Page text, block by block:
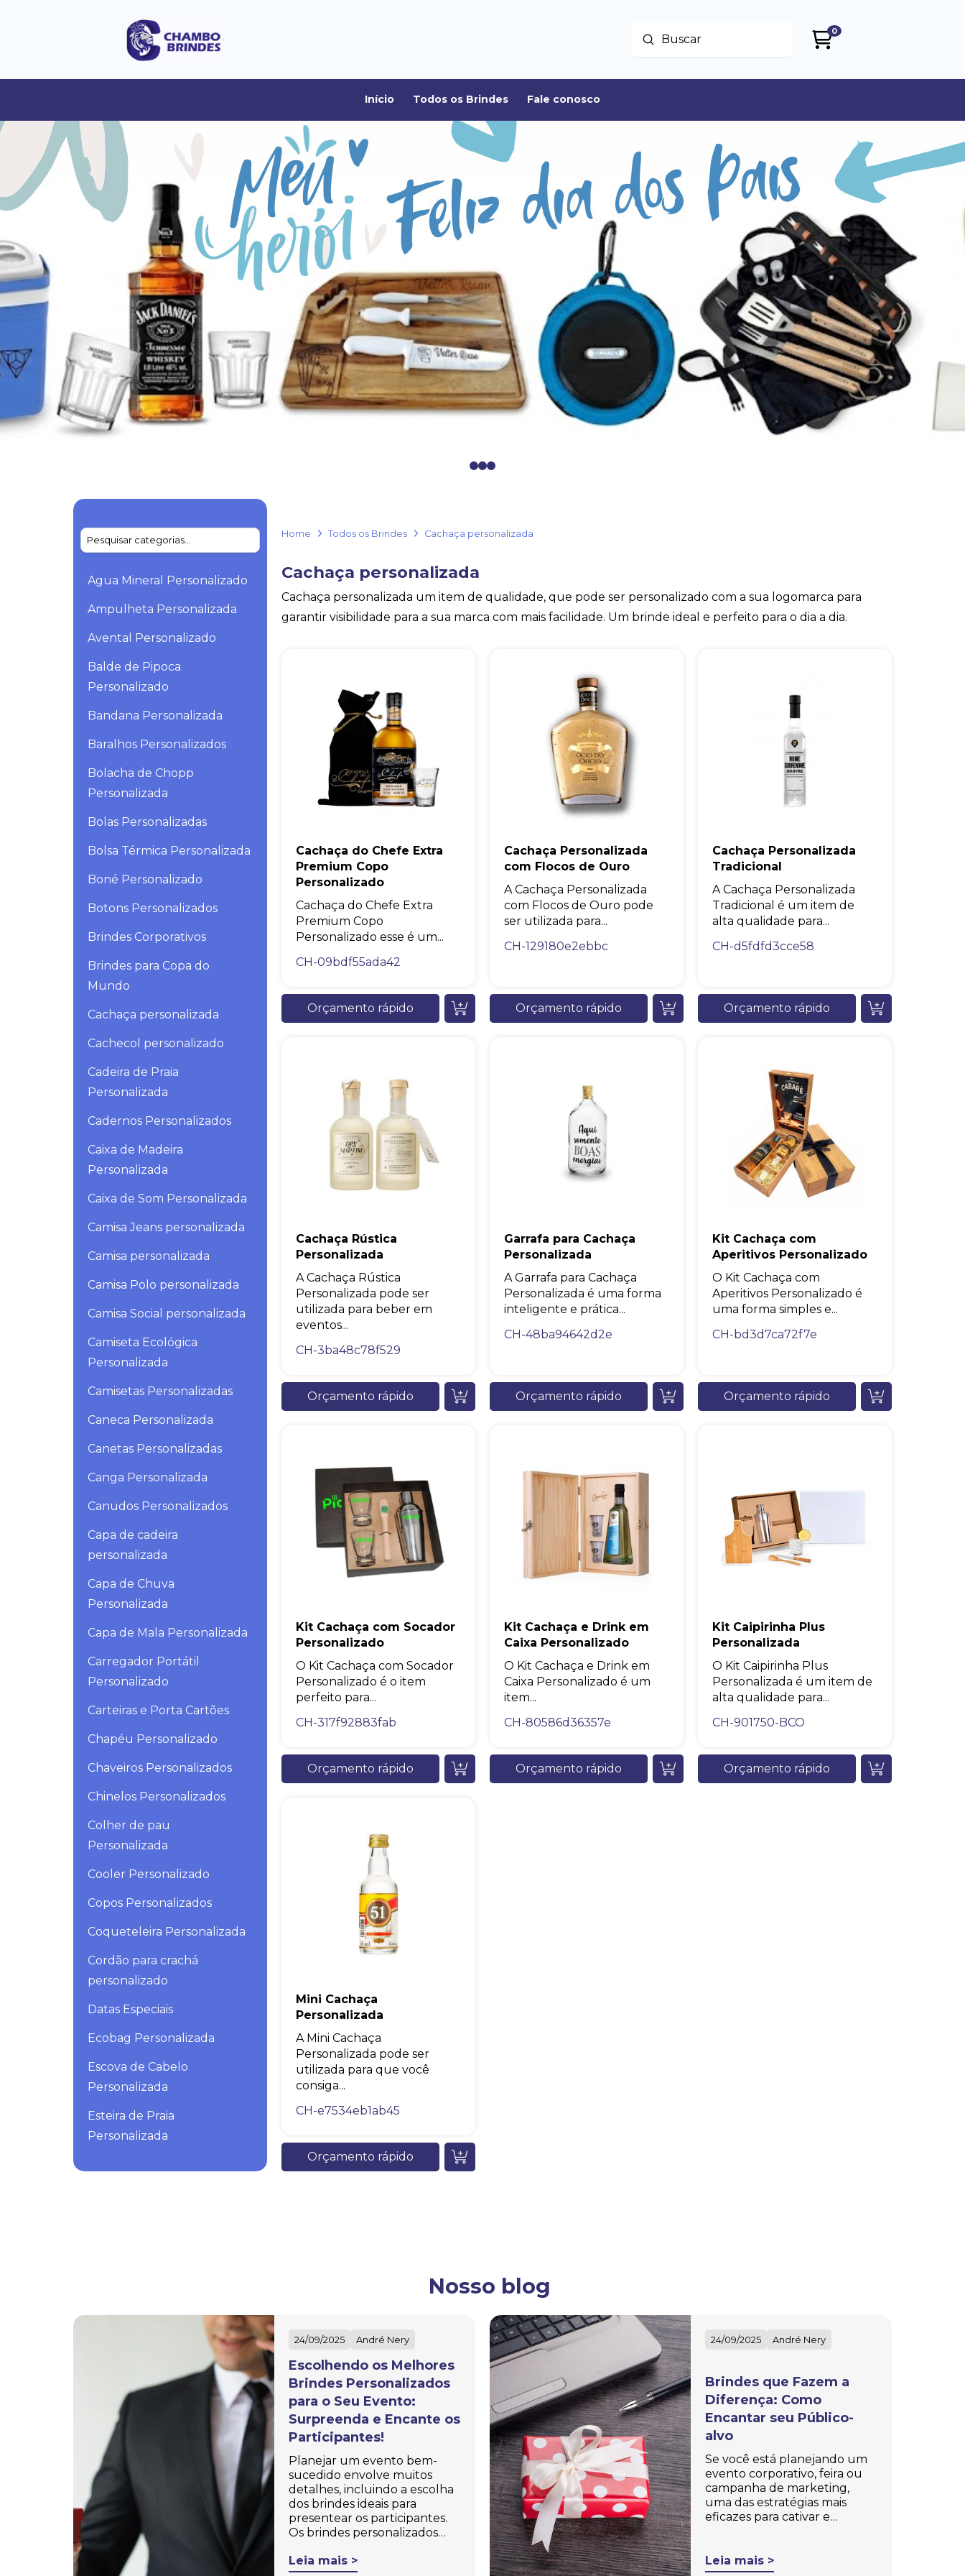
Buscar
Enviar
0
Início Todos os Brindes Fale conosco
01 2
Agua Mineral Personalizado
Ampulheta Personalizada
Avental Personalizado
Balde de Pipoca
Personalizado
Bandana Personalizada
Baralhos Personalizados
Bolacha de Chopp
Personalizada
Bolas Personalizadas
Bolsa Térmica Personalizada
Boné Personalizado
Botons Personalizados
Brindes Corporativos
Brindes para Copa do
Mundo
Cachaça personalizada
Cachecol personalizado
Cadeira de Praia
Personalizada
Cadernos Personalizados
Caixa de Madeira
Personalizada
Caixa de Som Personalizada
Camisa Jeans personalizada
Camisa personalizada
Camisa Polo personalizada
Camisa Social personalizada
Camiseta Ecológica
Personalizada
Camisetas Personalizadas
Caneca Personalizada
Canetas Personalizadas
Canga Personalizada
Canudos Personalizados
Capa de cadeira
personalizada
Capa de Chuva
Personalizada
Capa de Mala Personalizada
Carregador Portátil
Personalizado
Carteiras e Porta Cartões
Chapéu Personalizado
Chaveiros Personalizados
Chinelos Personalizados
Colher de pau
Personalizada
Cooler Personalizado
Copos Personalizados
Coqueteleira Personalizada
Cordão para crachá
personalizado
Datas Especiais
Ecobag Personalizada
Escova de Cabelo
Personalizada
Esteira de Praia
Personalizada
Guarda Sol Personalizado
Kits Personalizados
Lixocar Personalizado
Malas Personalizadas
Mantas Personalizadas
Marmita Personalizada
Massageador de Madeira
Personalizado
Meias Personalizadas
Home Todos os Brindes Cachaça personalizada
Cachaça personalizada
Cachaça personalizada um item de qualidade, que pode ser personalizado com a sua logomarca para
garantir visibilidade para a sua marca com mais facilidade. Um brinde ideal e perfeito para o dia a dia.
Cachaça do Chefe Extra
Premium Copo
Personalizado
Cachaça do Chefe Extra
Premium Copo
Personalizado esse é um...
CH-09bdf55ada42
Orçamento rápido
Cachaça Personalizada
com Flocos de Ouro
A Cachaça Personalizada
com Flocos de Ouro pode
ser utilizada para...
CH-129180e2ebbc
Orçamento rápido
Cachaça Personalizada
Tradicional
A Cachaça Personalizada
Tradicional é um item de
alta qualidade para...
CH-d5fdfd3cce58
Orçamento rápido
Cachaça Rústica
Personalizada
A Cachaça Rústica
Personalizada pode ser
utilizada para beber em
eventos...
CH-3ba48c78f529
Orçamento rápido
Garrafa para Cachaça
Personalizada
A Garrafa para Cachaça
Personalizada é uma forma
inteligente e prática...
CH-48ba94642d2e
Orçamento rápido
Kit Cachaça com
Aperitivos Personalizado
O Kit Cachaça com
Aperitivos Personalizado é
uma forma simples e...
CH-bd3d7ca72f7e
Orçamento rápido
Kit Cachaça com Socador
Personalizado
O Kit Cachaça com Socador
Personalizado é o item
perfeito para...
CH-317f92883fab
Orçamento rápido
Kit Cachaça e Drink em
Caixa Personalizado
O Kit Cachaça e Drink em
Caixa Personalizado é um
item...
CH-80586d36357e
Orçamento rápido
Kit Caipirinha Plus
Personalizada
O Kit Caipirinha Plus
Personalizada é um item de
alta qualidade para...
CH-901750-BCO
Orçamento rápido
Mini Cachaça
Personalizada
A Mini Cachaça
Personalizada pode ser
utilizada para que você
consiga...
CH-e7534eb1ab45
Orçamento rápido
Nosso blog
24/09/2025 André Nery
Escolhendo os Melhores
Brindes Personalizados
para o Seu Evento:
Surpreenda e Encante os
Participantes!
Planejar um evento bem-
sucedido envolve muitos
detalhes, incluindo a escolha
dos brindes ideais para
presentear os participantes.
Os brindes personalizados…
Leia mais >
24/09/2025 André Nery
Brindes que Fazem a
Diferença: Como
Encantar seu Público-
alvo
Se você está planejando um
evento corporativo, feira ou
campanha de marketing,
uma das estratégias mais
eficazes para cativar e…
Leia mais >
Chambo Brindes
online
Eu concordo em receber comunicações.
A nossa empresa está comprometida a proteger e respeitar sua
Iniciar conversa